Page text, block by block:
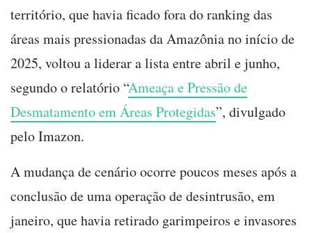
território, que havia ficado fora do ranking das
áreas mais pressionadas da Amazônia no início de
2025, voltou a liderar a lista entre abril e junho,
segundo o relatório “Ameaça e Pressão de
Desmatamento em Áreas Protegidas”, divulgado
pelo Imazon.
A mudança de cenário ocorre poucos meses após a
conclusão de uma operação de desintrusão, em
janeiro, que havia retirado garimpeiros e invasores